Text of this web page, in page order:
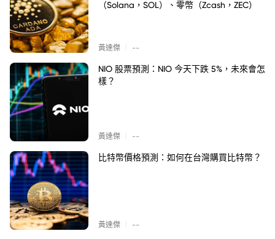
（Solana，SOL）、零幣（Zcash，ZEC）
黃達傑 --
NIO 股票預測：NIO 今天下跌 5%，未來會怎
樣？
黃達傑 --
比特幣價格預測：如何在台灣購買比特幣？
黃達傑 --